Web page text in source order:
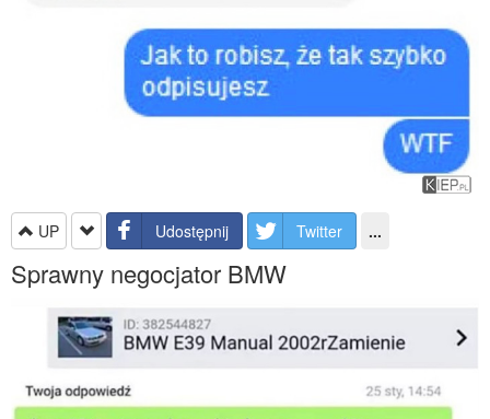
UP Udostępnij Twitter ...
Sprawny negocjator BMW